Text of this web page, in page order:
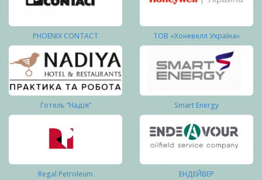
PHOENIX CONTACT ТОВ «Хоневелл Україна»
Готель “Надія” Smart Energy
Regal Petroleum ЕНДЕЙВЕР